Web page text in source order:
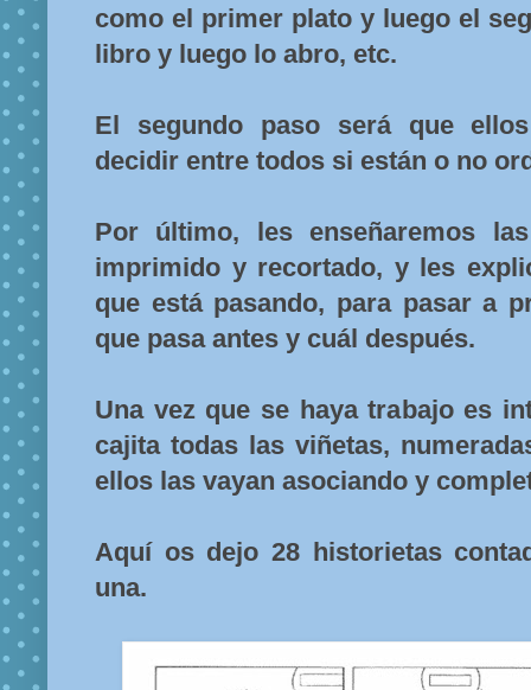
como el primer plato y luego el
libro y luego lo abro, etc.
El segundo paso será que
decidir entre todos si están o no
Por último, les enseñaremos
imprimido y recortado, y les
que está pasando, para pasar a
que pasa antes y cuál después.
Una vez que se haya trabajo es
cajita todas las viñetas,
ellos las vayan asociando y
Aquí os dejo 28 historietas
una.